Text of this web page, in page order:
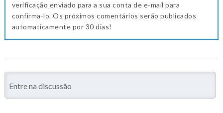
verificação enviado para a sua conta de e-mail para
confirma-lo. Os próximos comentários serão publicados
automaticamente por 30 dias!